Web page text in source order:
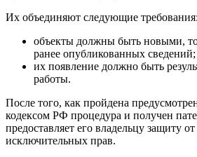
Их объединяют следующие требования:
объекты должны быть новыми,
ранее опубликованных сведений;
их появление должно быть
работы.
После того, как пройдена
кодексом РФ процедура и получен
предоставляет его владельцу защиту
исключительных прав.